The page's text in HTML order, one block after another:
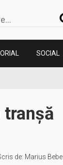
SOCIAL
de: Marius Bebe